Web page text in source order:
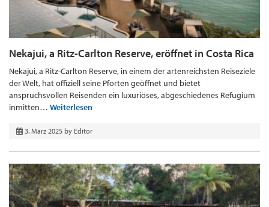
Nekajui, a Ritz-Carlton Reserve, eröffnet in Costa Rica
Nekajui, a Ritz-Carlton Reserve, in einem der artenreichsten Reiseziele
der Welt, hat offiziell seine Pforten geöffnet und bietet
anspruchsvollen Reisenden ein luxuriöses, abgeschiedenes Refugium
inmitten… Weiterlesen
3. März 2025 by Editor